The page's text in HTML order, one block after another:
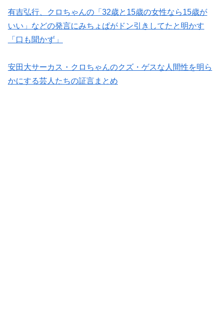
有吉弘行、クロちゃんの「32歳と15歳の女性なら15歳が
いい」などの発言にみちょぱがドン引きしてたと明かす
「口も聞かず」
安田大サーカス・クロちゃんのクズ・ゲスな人間性を明ら
かにする芸人たちの証言まとめ